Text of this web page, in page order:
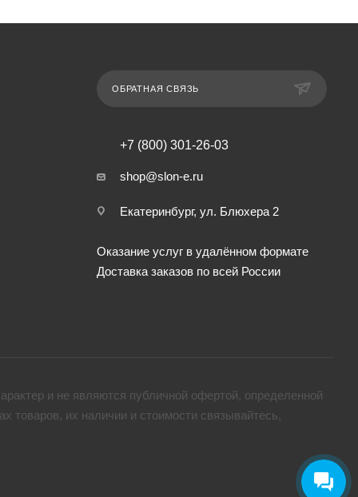
ОБРАТНАЯ СВЯЗЬ
+7 (800) 301-26-03
shop@slon-e.ru
Екатеринбург, ул. Блюхера 2
Оказание услуг в удалённом формате
Доставка заказов по всей России
и не являются публичной офертой, определенной
товaров, их наличии и стоимости связывайтесь,